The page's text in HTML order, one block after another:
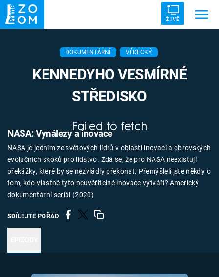
ŽIVĚ
ZRÁDCI UFO DRUHÁ SVĚTOVÁ VÁLKA
ZÁHADY VETŘELCI DÁVNOVĚKU
Témata
Témata
Pořady
Časopis
Sledujte prima+
DOKUMENTÁRNÍ VĚDECKÝ
KENNEDYHO VESMÍRNÉ
STŘEDISKO
Failed to fetch
NASA je jedním ze světových lídrů v oblasti inovací a obrovských
evolučních skoků pro lidstvo. Zdá se, že pro NASA neexistují
překážky, které by se nezvládly překonat. Přemýšleli jste někdy o
tom, kdo vlastně tyto neuvěřitelné inovace vytváří? Americký
dokumentární seriál (2020)
SDÍLEJTE POŘAD
NASA: Vynálezy a inovace